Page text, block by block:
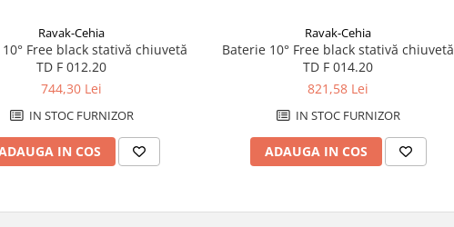
Ravak-Cehia
Free black stativă chiuvetă
TD F 012.20
744,30 Lei
IN STOC FURNIZOR
IN COS
Ravak-Cehia
Baterie 10° Free black stativă chiuvetă
TD F 014.20
821,58 Lei
IN STOC FURNIZOR
ADAUGA IN COS